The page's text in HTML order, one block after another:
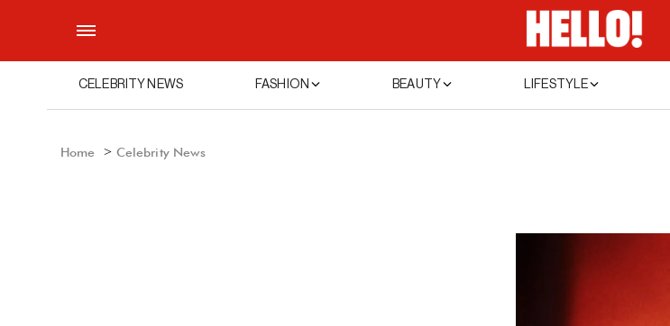
CELEBRITY NEWS FASHION BEAUTY LIFESTYLE
Home Celebrity News